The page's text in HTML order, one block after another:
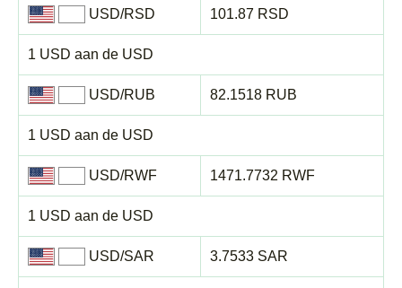
USD/RSD
1 USD aan de USD
101.87 RSD
USD/RUB
1 USD aan de USD
82.1518 RUB
USD/RWF
1 USD aan de USD
1471.7732 RWF
USD/SAR 3.7533 SAR